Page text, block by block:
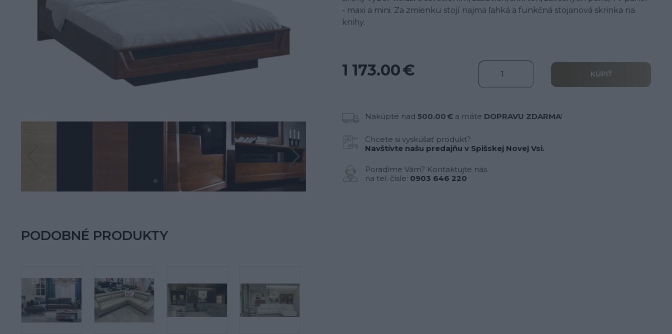
- maxi a mini. Za zmienku stojí najmä ľahká a funkčná stojanová skrinka na
knihy.
1 173.00 € KÚPIŤ
Nakúpte nad 500.00 € a máte DOPRAVU ZDARMA!
Chcete si vyskúšať produkt?
Navštívte našu predajňu v Spišskej Novej Vsi.
Poradíme Vám? Kontaktujte nás
na tel. čísle: 0903 646 220
PODOBNÉ PRODUKTY